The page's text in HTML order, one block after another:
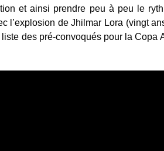
et ainsi prendre peu à peu le
l’explosion de Jhilmar Lora (vingt
liste des pré-convoqués pour la Copa